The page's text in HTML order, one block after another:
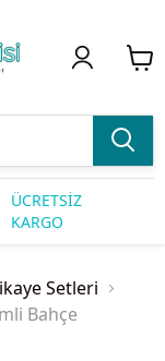
ÜCRETSİZ
KARGO
Setleri
Bahçe